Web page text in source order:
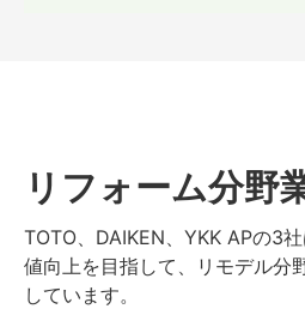
リフォーム分野
TOTO、DAIKEN、YKK APの3
値向上を目指して、リモデル分
しています。